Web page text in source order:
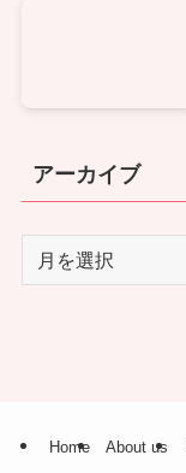
アーカイブ
Home About us